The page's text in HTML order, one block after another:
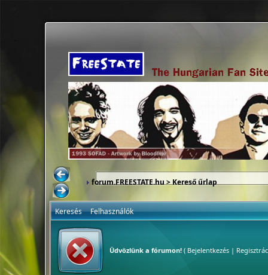
forum.FREESTATE.hu> Kereső űrlap
Keresés Felhasználók
Üdvözlünk a fórumon!( Bejelentkezés|